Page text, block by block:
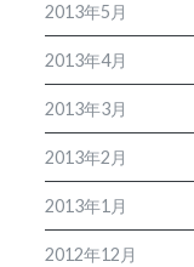
2013年5月
2013年4月
2013年3月
2013年2月
2013年1月
2012年12月